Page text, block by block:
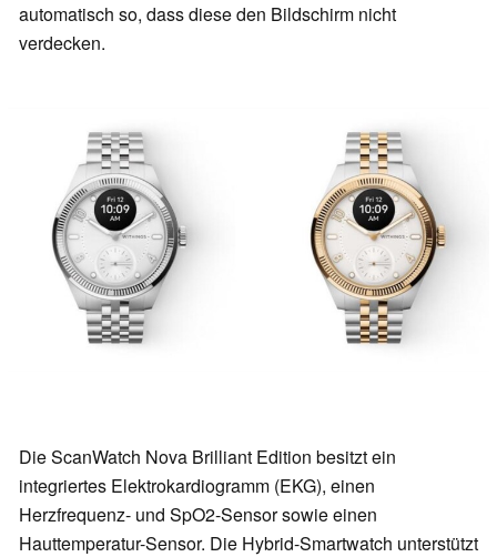
automatisch so, dass diese den Bildschirm nicht
verdecken.
Die ScanWatch Nova Brilliant Edition besitzt ein
integriertes Elektrokardiogramm (EKG), einen
Herzfrequenz- und SpO2-Sensor sowie einen
Hauttemperatur-Sensor. Die Hybrid-Smartwatch unterstützt